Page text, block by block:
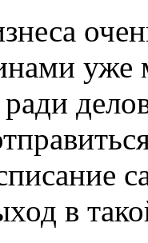
уже
ради
в